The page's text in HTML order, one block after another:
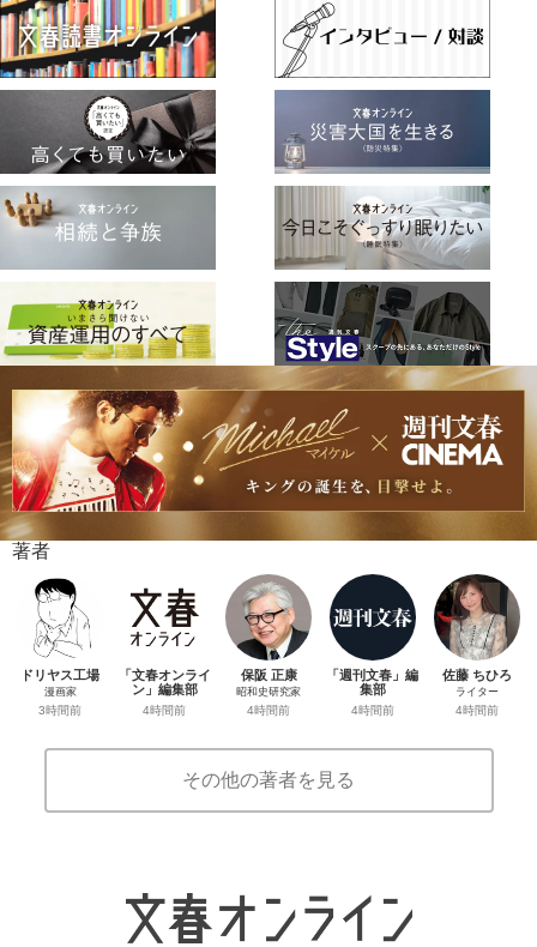
著者
ドリヤス工場
漫画家
3時間前
「文春オンライ
ン」編集部
4時間前
保阪 正康
昭和史研究家
4時間前
「週刊文春」編
集部
4時間前
佐藤 ちひろ
ライター
4時間前
その他の著者を見る